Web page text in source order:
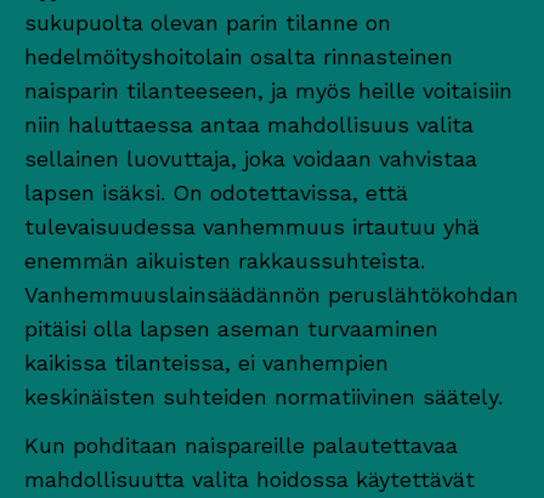
sukupuolta olevan parin tilanne on
hedelmöityshoitolain osalta rinnasteinen
naisparin tilanteeseen, ja myös heille voitaisiin
niin haluttaessa antaa mahdollisuus valita
sellainen luovuttaja, joka voidaan vahvistaa
lapsen isäksi. On odotettavissa, että
tulevaisuudessa vanhemmuus irtautuu yhä
enemmän aikuisten rakkaussuhteista.
Vanhemmuuslainsäädännön peruslähtökohdan
pitäisi olla lapsen aseman turvaaminen
kaikissa tilanteissa, ei vanhempien
keskinäisten suhteiden normatiivinen säätely.
Kun pohditaan naispareille palautettavaa
mahdollisuutta valita hoidossa käytettävät